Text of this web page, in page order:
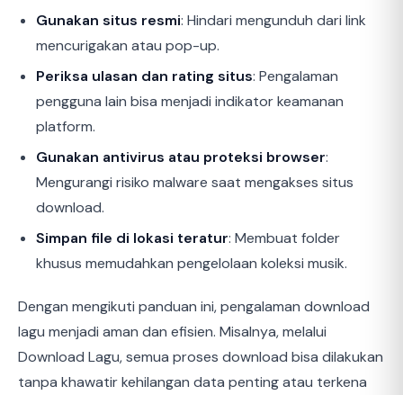
Gunakan situs resmi: Hindari mengunduh dari link
mencurigakan atau pop-up.
Periksa ulasan dan rating situs: Pengalaman
pengguna lain bisa menjadi indikator keamanan
platform.
Gunakan antivirus atau proteksi browser:
Mengurangi risiko malware saat mengakses situs
download.
Simpan file di lokasi teratur: Membuat folder
khusus memudahkan pengelolaan koleksi musik.
Dengan mengikuti panduan ini, pengalaman download
lagu menjadi aman dan efisien. Misalnya, melalui
Download Lagu, semua proses download bisa dilakukan
tanpa khawatir kehilangan data penting atau terkena